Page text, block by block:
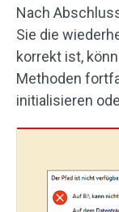
Nach
Sie die
korrekt ist,
Methoden
initialisieren